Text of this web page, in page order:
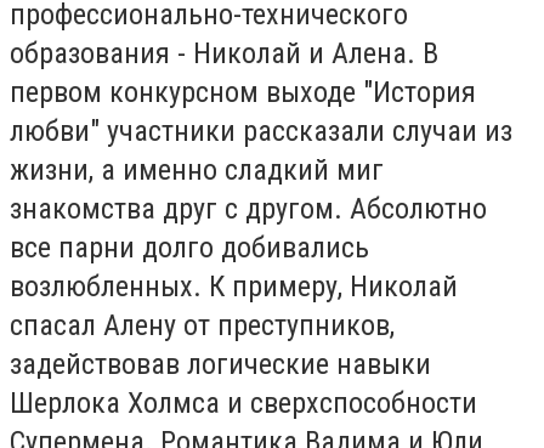
профессионально-технического
образования - Николай и Алена. В
первом конкурсном выходе "История
любви" участники рассказали случаи из
жизни, а именно сладкий миг
знакомства друг с другом. Абсолютно
все парни долго добивались
возлюбленных. К примеру, Николай
спасал Алену от преступников,
задействовав логические навыки
Шерлока Холмса и сверхспособности